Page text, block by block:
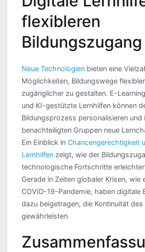
flexibleren
Bildungszugang
Neue Technologienbieten eine
Möglichkeiten, Bildungswege
zugänglicher zu gestalten. E-
und KI-gestützte Lernhilfen können
Bildungsprozess personalisieren und
benachteiligten Gruppen neue
Ein Einblick in Chancengerechtigkeit
Lernhilfenzeigt, wie der
technologische Fortschritte
Gerade in Zeiten globaler Krisen, wie
COVID-19-Pandemie, haben digitale
dazu beigetragen, die Kontinuität des
gewährleisten.